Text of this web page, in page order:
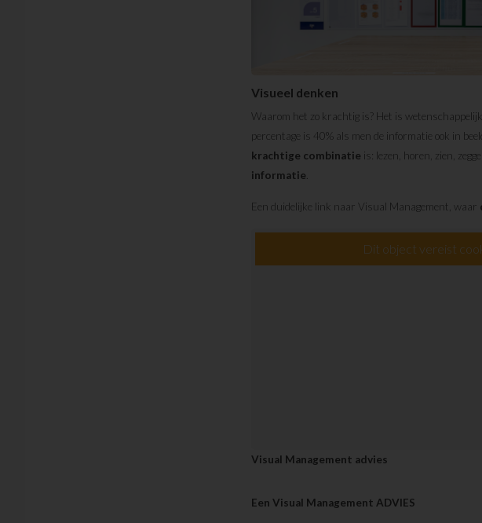
Visueel denken
Waarom het zo krachtig is? Het is
percentage is 40% als men de informatie ook in
krachtige combinatie is: lezen, horen, zien,
informatie.
Een duidelijke link naar Visual Management, waar
Dit object vereist
Visual Management advies
Een Visual Management ADVIES